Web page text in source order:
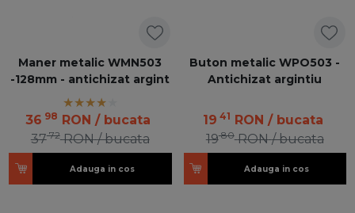
Maner metalic WMN503
-128mm - antichizat argint
36 98 RON / bucata
3772 RON / bucata
Adauga in cos
Buton metalic WPO503 -
Antichizat argintiu
19 41 RON / bucata
1980 RON / bucata
Adauga in cos